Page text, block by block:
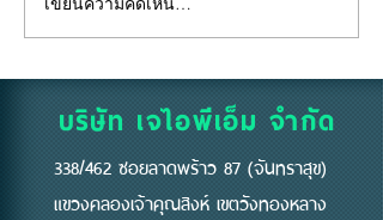
"คีย์การ์ด" ไม่ใช่แค่แผ่น
พลาสติก... แต่คือ "ด่าน
แรก" ของความปลอดภัย
บริษัท เจไอพีเอ็ม จำกัด
338/462 ซอยลาดพร้าว 87 (จันทราสุข)
แขวงคลองเจ้าคุณสิงห์ เขตวังทองหลาง